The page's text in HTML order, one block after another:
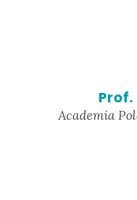
Prof.
Academia